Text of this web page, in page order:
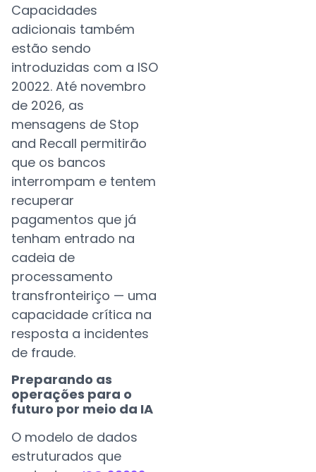
Capacidades
adicionais também
estão sendo
introduzidas com a ISO
20022. Até novembro
de 2026, as
mensagens de Stop
and Recall permitirão
que os bancos
interrompam e tentem
recuperar
pagamentos que já
tenham entrado na
cadeia de
processamento
transfronteiriço — uma
capacidade crítica na
resposta a incidentes
de fraude.
Preparando as
operações para o
futuro por meio da IA
O modelo de dados
estruturados que